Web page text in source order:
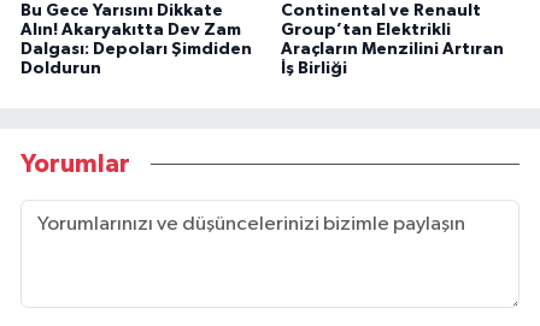
Bu Gece Yarısını Dikkate
Alın! Akaryakıtta Dev Zam
Dalgası: Depoları Şimdiden
Doldurun
Continental ve Renault
Group’tan Elektrikli
Araçların Menzilini Artıran
İş Birliği
Yorumlar